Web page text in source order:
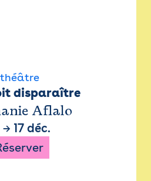
théâtre
disparaître
Aflalo
→ 17 déc.